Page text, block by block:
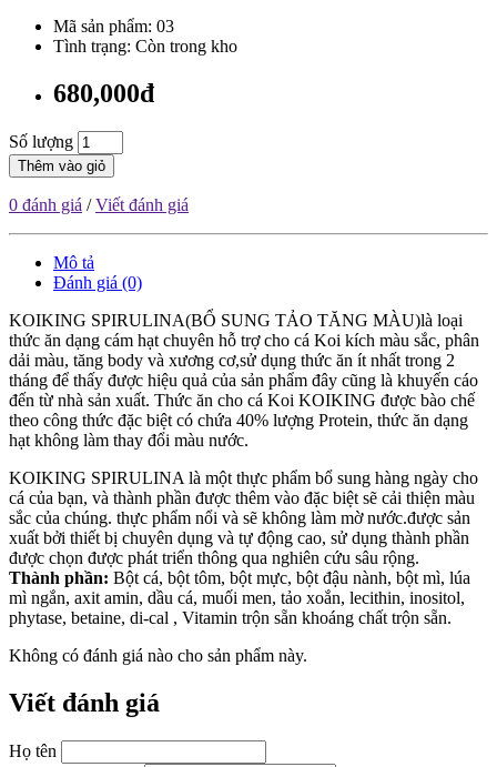
Mã sản phẩm: 03
Tình trạng: Còn trong kho
680,000đ
Số lượng
Thêm vào giỏ
0 đánh giá /Viết đánh giá
Mô tả
Đánh giá (0)
KOIKING SPIRULINA(BỔ SUNG TẢO TĂNG MÀU)là loại
thức ăn dạng cám hạt chuyên hỗ trợ cho cá Koi kích màu sắc, phân
dải màu, tăng body và xương cơ,sử dụng thức ăn ít nhất trong 2
tháng để thấy được hiệu quả của sản phẩm đây cũng là khuyến cáo
đến từ nhà sản xuất. Thức ăn cho cá Koi KOIKING được bào chế
theo công thức đặc biệt có chứa 40% lượng Protein, thức ăn dạng
hạt không làm thay đổi màu nước.
KOIKING SPIRULINA là một thực phẩm bổ sung hàng ngày cho
cá của bạn, và thành phần được thêm vào đặc biệt sẽ cải thiện màu
sắc của chúng. thực phẩm nổi và sẽ không làm mờ nước.được sản
xuất bởi thiết bị chuyên dụng và tự động cao, sử dụng thành phần
được chọn được phát triển thông qua nghiên cứu sâu rộng.
Thành phần: Bột cá, bột tôm, bột mực, bột đậu nành, bột mì, lúa
mì ngắn, axit amin, dầu cá, muối men, tảo xoắn, lecithin, inositol,
phytase, betaine, di-cal , Vitamin trộn sẵn khoáng chất trộn sẵn.
Không có đánh giá nào cho sản phẩm này.
Viết đánh giá
Họ tên